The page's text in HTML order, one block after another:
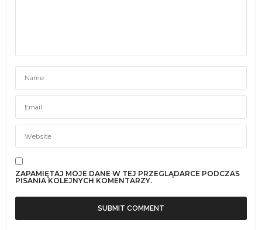
ZAPAMIĘTAJ MOJE DANE W TEJ PRZEGLĄDARCE PODCZAS
PISANIA KOLEJNYCH KOMENTARZY.